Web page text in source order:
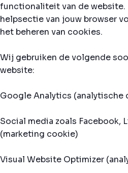
functionaliteit van de website.
helpsectie van jouw browser
het beheren van cookies.
Wij gebruiken de volgende
website:
Google Analytics (analytische
Social media zoals Facebook,
(marketing cookie)
Visual Website Optimizer